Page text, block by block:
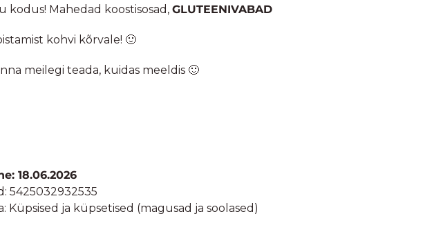
kodus! Mahedad koostisosad, GLUTEENIVABAD
kohvi kõrvale! 🙂
meilegi teada, kuidas meeldis 🙂
18.06.2026
5425032932535
Küpsised ja küpsetised (magusad ja soolased)